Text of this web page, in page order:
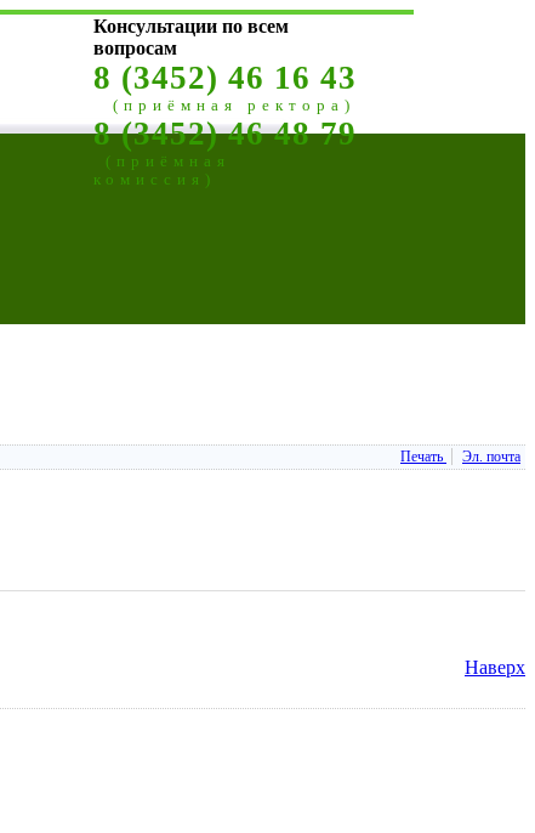
Консультации по всем
вопросам
8 (3452) 46 16 43
(приёмная ректора)
8 (3452) 46 48 79
(приёмная
комиссия)
Печать Эл. почта
Наверх